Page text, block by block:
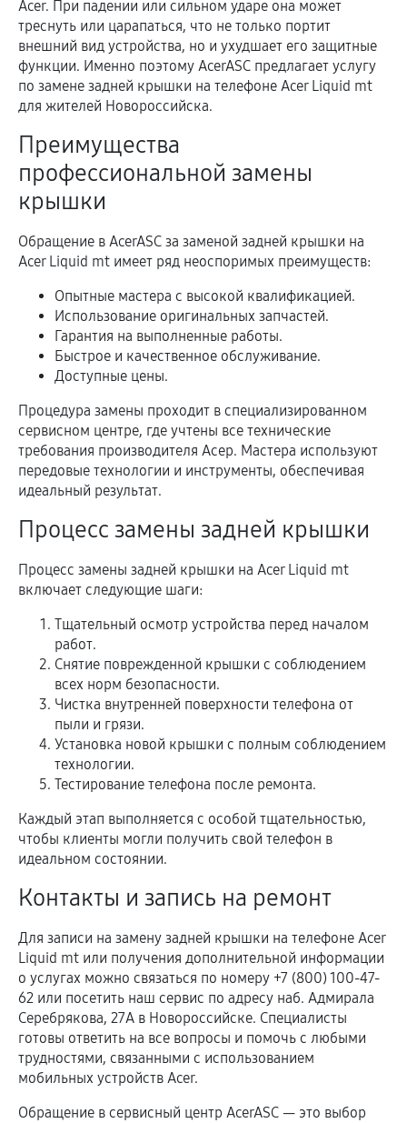
Acer. При падении или сильном ударе она может
треснуть или царапаться, что не только портит
внешний вид устройства, но и ухудшает его защитные
функции. Именно поэтому AcerASC предлагает услугу
по замене задней крышки на телефоне Acer Liquid mt
для жителей Новороссийска.
Преимущества
профессиональной замены
крышки
Обращение в AcerASC за заменой задней крышки на
Acer Liquid mt имеет ряд неоспоримых преимуществ:
Опытные мастера с высокой квалификацией.
Использование оригинальных запчастей.
Гарантия на выполненные работы.
Быстрое и качественное обслуживание.
Доступные цены.
Процедура замены проходит в специализированном
сервисном центре, где учтены все технические
требования производителя Асер. Мастера используют
передовые технологии и инструменты, обеспечивая
идеальный результат.
Процесс замены задней крышки
Процесс замены задней крышки на Acer Liquid mt
включает следующие шаги:
Тщательный осмотр устройства перед началом
работ.
Снятие поврежденной крышки с соблюдением
всех норм безопасности.
Чистка внутренней поверхности телефона от
пыли и грязи.
Установка новой крышки с полным соблюдением
технологии.
Тестирование телефона после ремонта.
Каждый этап выполняется с особой тщательностью,
чтобы клиенты могли получить свой телефон в
идеальном состоянии.
Контакты и запись на ремонт
Для записи на замену задней крышки на телефоне Acer
Liquid mt или получения дополнительной информации
о услугах можно связаться по номеру +7 (800) 100-47-
62 или посетить наш сервис по адресу наб. Адмирала
Серебрякова, 27А в Новороссийске. Специалисты
готовы ответить на все вопросы и помочь с любыми
трудностями, связанными с использованием
мобильных устройств Acer.
Обращение в сервисный центр AcerASC — это выбор